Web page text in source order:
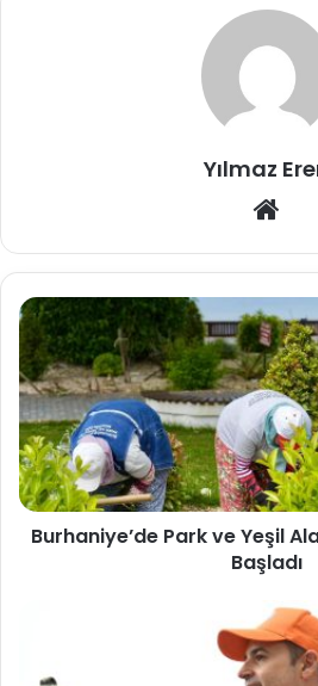
Yılmaz
Burhaniye’de Park ve Yeşil
Başladı